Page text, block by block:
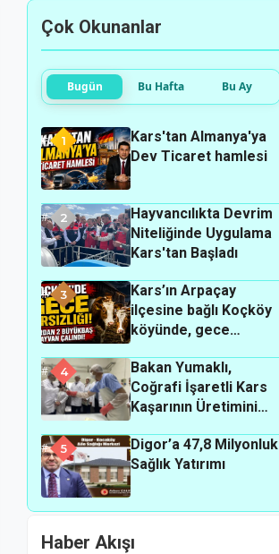
Çok Okunanlar
Bugün Bu Hafta Bu Ay
1
Kars'tan Almanya'ya
Dev Ticaret hamlesi
2
Hayvancılıkta Devrim
Niteliğinde Uygulama
Kars'tan Başladı
3
Kars’ın Arpaçay
ilçesine bağlı Koçköy
köyünde, gece
meydana geldi.
4
Bakan Yumaklı,
Coğrafi İşaretli Kars
Kaşarının Üretimini
5
Digor’a 47,8 Milyonluk
Sağlık Yatırımı
Haber Akışı